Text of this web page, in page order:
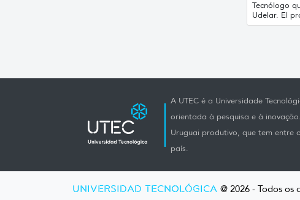
Tecnólogo
Udelar. El
A UTEC é a Universidade
orientada à pesquisa e à
Uruguai produtivo, que tem entre
país.
UNIVERSIDAD TECNOLÓGICA @ 2026 - Todos os